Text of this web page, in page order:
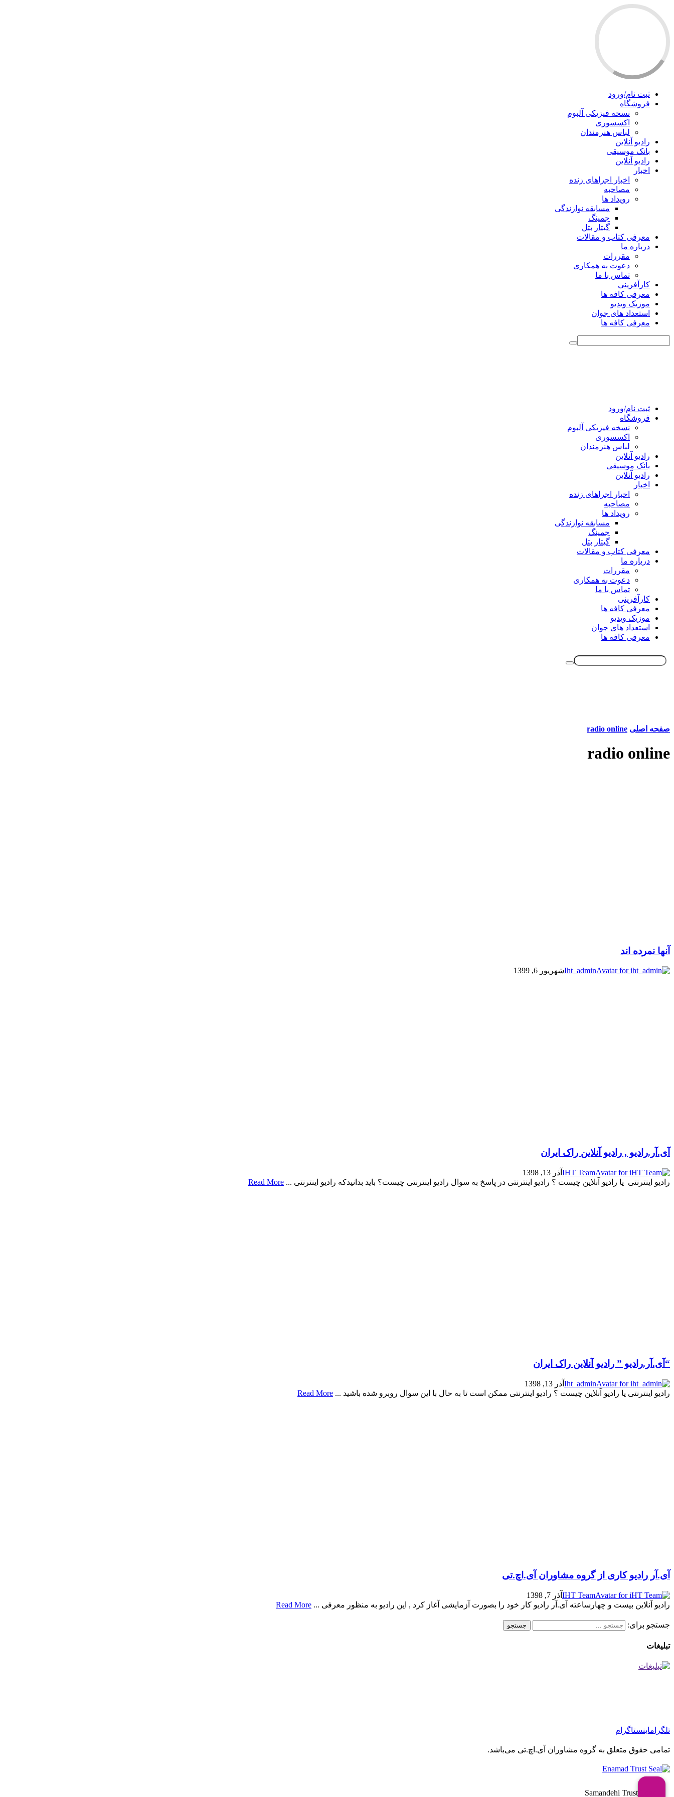
ثبت نام/ورود
فروشگاه
نسخه فیزیکی آلبوم
اکسسوری
لباس هنرمندان
رادیو آنلاین
بانک موسیقی
رادیو آنلاین
اخبار
اخبار اجراهای زنده
مصاحبه
رویداد ها
مسابقه نوازندگی
جمینگ
گیتار بتل
معرفی کتاب و مقالات
درباره ما
مقررات
دعوت به همکاری
تماس با ما
کارآفرینی
معرفی کافه ها
موزیک ویدیو
استعداد های جوان
معرفی کافه ها
ثبت نام/ورود
فروشگاه
نسخه فیزیکی آلبوم
اکسسوری
لباس هنرمندان
رادیو آنلاین
بانک موسیقی
رادیو آنلاین
اخبار
اخبار اجراهای زنده
مصاحبه
رویداد ها
مسابقه نوازندگی
جمینگ
گیتار بتل
معرفی کتاب و مقالات
درباره ما
مقررات
دعوت به همکاری
تماس با ما
کارآفرینی
معرفی کافه ها
موزیک ویدیو
استعداد های جوان
معرفی کافه ها
صفحه اصلی radio online
radio online
آنها نمرده اند
Iht_adminشهریور 6, 1399
آی.آر.رادیو , رادیو آنلاین راک ایران
IHT Team آذر 13, 1398
رادیو اینترنتی یا رادیو آنلاین چیست ؟ رادیو اینترنتی در پاسخ به سوال رادیو اینترنتی چیست؟ باید بدانیدکه رادیو اینترنتی ... Read More
“آی.آر.رادیو ” رادیو آنلاین راک ایران
Iht_admin آذر 13, 1398
رادیو اینترنتی یا رادیو آنلاین چیست ؟ رادیو اینترنتی ممکن است تا به حال با این سوال روبرو شده باشید ... Read More
آی.آر رادیو کاری از گروه مشاوران آی.اچ.تی
IHT Team آذر 7, 1398
رادیو آنلاین بیست و چهارساعته آی.آر رادیو کار خود را بصورت آزمایشی آغاز کرد , این رادیو به منظور معرفی ... Read More
جستجو برای:
تبلیغات
تلگراماینستاگرام
تمامی حقوق متعلق به گروه مشاوران آی.اچ.تی می‌باشد.